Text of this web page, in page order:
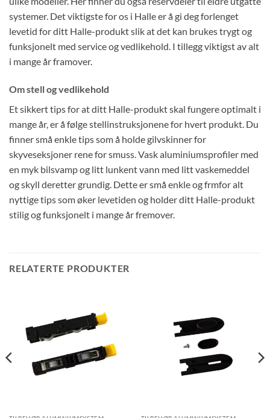
systemer. Det viktigste for os i Halle er å gi deg forlenget
levetid for ditt Halle-produkt slik at det kan brukes trygt og
funksjonelt med service og vedlikehold. I tillegg viktigst av alt
i mange år framover.
Om stell og vedlikehold
Et sikkert tips for at ditt Halle-produkt skal fungere optimalt i
mange år, er å følge stellinstruksjonene for hvert produkt. Du
finner små enkle tips som å holde gilvskinner for
skyveseksjoner rene for smuss. Vask aluminiumsprofiler med
en myk bilsvamp og litt lunkent vann med litt vaskemeddel
og skyll deretter grundig. Dette er små enkle og frmfor alt
nyttige tips som øker levetiden og holder ditt Halle-produkt
stilig og funksjonelt i mange år fremover.
RELATERTE PRODUKTER